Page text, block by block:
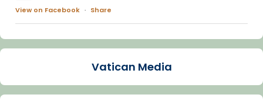
View on Facebook · Share
Arquebisbat de Barcelona
La Carmina va patir depressió. Fa gairebé
dos mesos, a l'Estadi Lluís Companys, la
Vatican Media